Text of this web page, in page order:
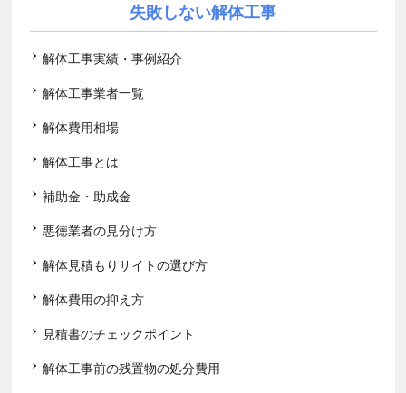
失敗しない解体工事
解体工事実績・事例紹介
解体工事業者一覧
解体費用相場
解体工事とは
補助金・助成金
悪徳業者の見分け方
解体見積もりサイトの選び方
解体費用の抑え方
見積書のチェックポイント
解体工事前の残置物の処分費用